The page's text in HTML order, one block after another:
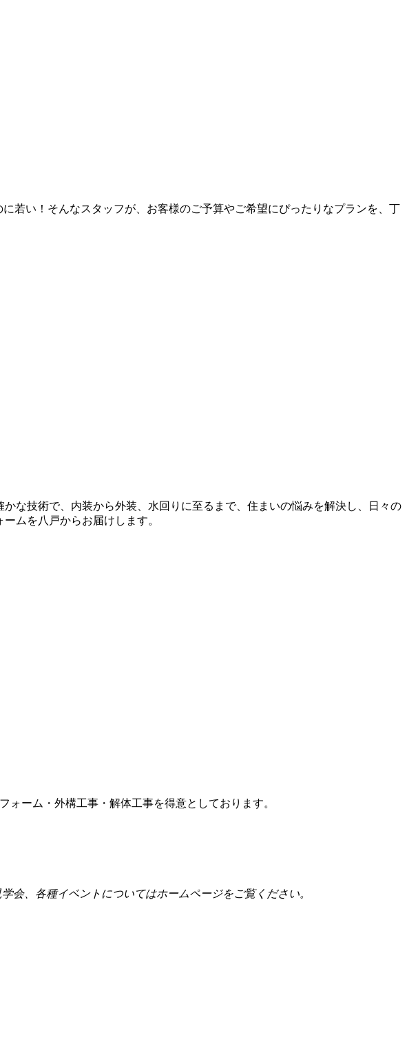
若い！そんなスタッフが、お客様のご予算やご希望にぴったりなプランを、丁
な技術で、内装から外装、水回りに至るまで、住まいの悩みを解決し、日々の
ムを八戸からお届けします。
ーム・外構工事・解体工事を得意としております。
会、各種イベントについてはホームページをご覧ください。